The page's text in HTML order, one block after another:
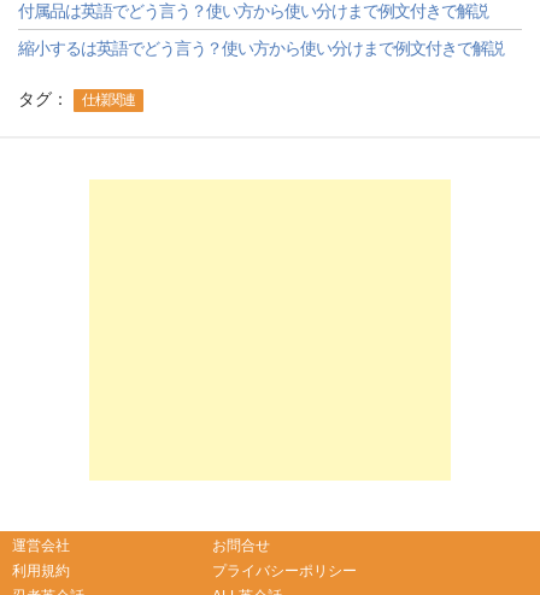
付属品は英語でどう言う？使い方から使い分けまで例文付きで解説
縮小するは英語でどう言う？使い方から使い分けまで例文付きで解説
タグ： 仕様関連
運営会社
お問合せ
利用規約
プライバシーポリシー